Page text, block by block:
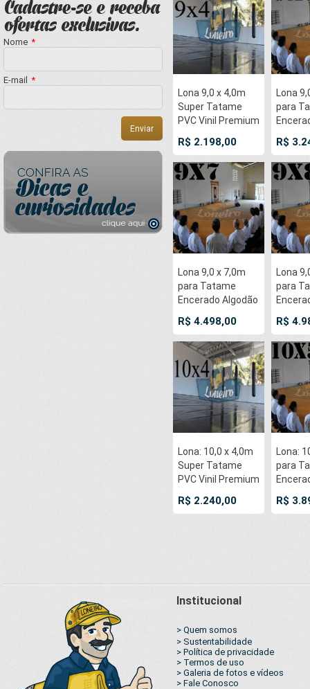
Nome *
E-mail *
Academias
Danças
Thay
UFC
Lona 9,0 x 4,0m
Super Tatame
PVC Vinil Premium
esportes JiuJitSu
Muay-Thay Boxe
MMA UFC
Academias
Danças
R$ 2.198,00
Lona
para
Cotton
Caqui :
Thay
UFC
R$
Lona 9,0 x 7,0m
para Tatame
Encerado Algodão
Derrapante
Cotton RipStop
Caqui : Akido Judo
JiuJitSu Muay-
Thay Boxe MMA
UFC Academia
R$ 4.498,00
Lona
para
Cotton
Caqui :
Thay
UFC
R$
Lona: 10,0 x 4,0m
Super Tatame
PVC Vinil Premium
esportes JiuJitSu
R$ 2.240,00
Lona:
para
R$
Institucional
> Quem somos
> Sustentabilidade
> Política de privacidade
> Termos de uso
> Galeria de fotos e vídeos
> Fale Conosco